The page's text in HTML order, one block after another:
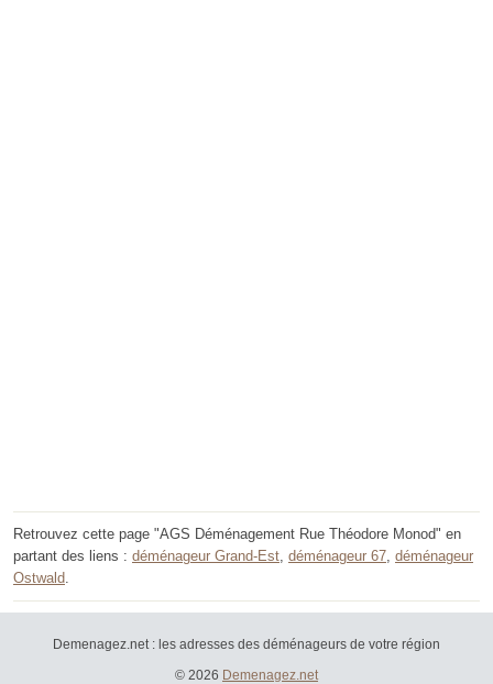
Retrouvez cette page "AGS Déménagement Rue Théodore Monod" en
partant des liens : déménageur Grand-Est, déménageur 67, déménageur
Ostwald.
Demenagez.net : les adresses des déménageurs de votre région
© 2026 Demenagez.net